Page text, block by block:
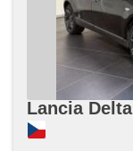
Lancia Delta